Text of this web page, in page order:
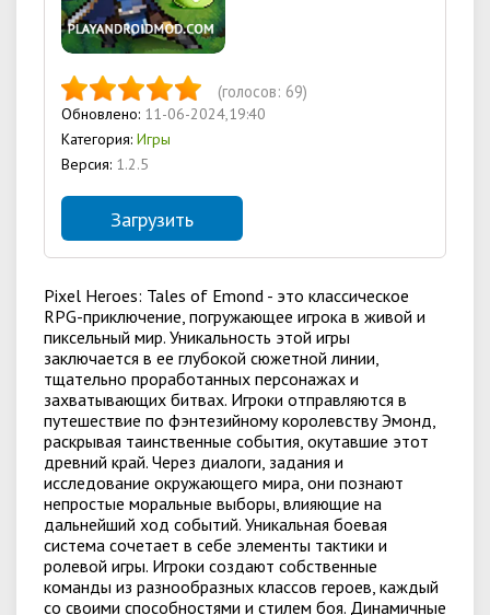
(голосов: 69)
Обновлено: 11-06-2024,19:40
Категория: Игры
Версия: 1.2.5
Загрузить
Pixel Heroes: Tales of Emond - это классическое
RPG-приключение, погружающее игрока в живой и
пиксельный мир. Уникальность этой игры
заключается в ее глубокой сюжетной линии,
тщательно проработанных персонажах и
захватывающих битвах. Игроки отправляются в
путешествие по фэнтезийному королевству Эмонд,
раскрывая таинственные события, окутавшие этот
древний край. Через диалоги, задания и
исследование окружающего мира, они познают
непростые моральные выборы, влияющие на
дальнейший ход событий. Уникальная боевая
система сочетает в себе элементы тактики и
ролевой игры. Игроки создают собственные
команды из разнообразных классов героев, каждый
со своими способностями и стилем боя. Динамичные